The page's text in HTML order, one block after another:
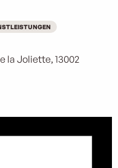
la Joliette, 13002